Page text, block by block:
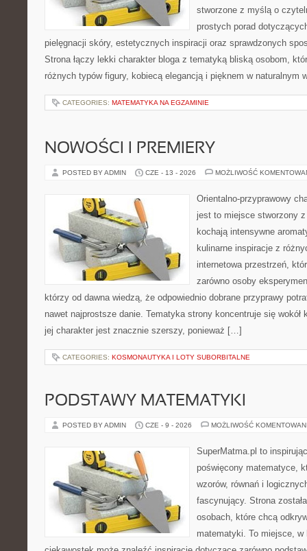
stworzone z myślą o
prostych porad
pielęgnacji skóry, estetycznych inspiracji oraz sprawdzonych
Strona łączy lekki charakter bloga z tematyką bliską osobom,
różnych typów figury, kobiecą elegancją i pięknem w naturalnym
CATEGORIES: MATEMATYKA NA EGZAMINIE
NOWOŚCI I PREMIERY
POSTED BY ADMIN CZE - 13 - 2026 MOŻLIWOŚĆ
Orientalno-przyprawowy
jest to miejsce stworzony
kochają intensywne
kulinarne inspiracje z
internetowa przestrzeń,
zarówno osoby
którzy od dawna wiedzą, że odpowiednio dobrane przyprawy
nawet najprostsze danie. Tematyka strony koncentruje się wokół
jej charakter jest znacznie szerszy, ponieważ […]
CATEGORIES: KOSMONAUTYKA I LOTY SUBORBITALNE
PODSTAWY MATEMATYKI
POSTED BY ADMIN CZE - 9 - 2026 MOŻLIWOŚĆ
SuperMatma.pl to
poświęcony matematyce,
wzorów, równań i
fascynujący. Strona
osobach, które chcą
matematyki. To miejsce,